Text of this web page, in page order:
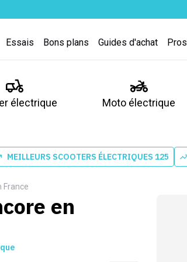
Essais Bons plans Guides d'achat Pros
électrique Moto électrique
MEILLEURS SCOOTERS ÉLECTRIQUES 125
France
en